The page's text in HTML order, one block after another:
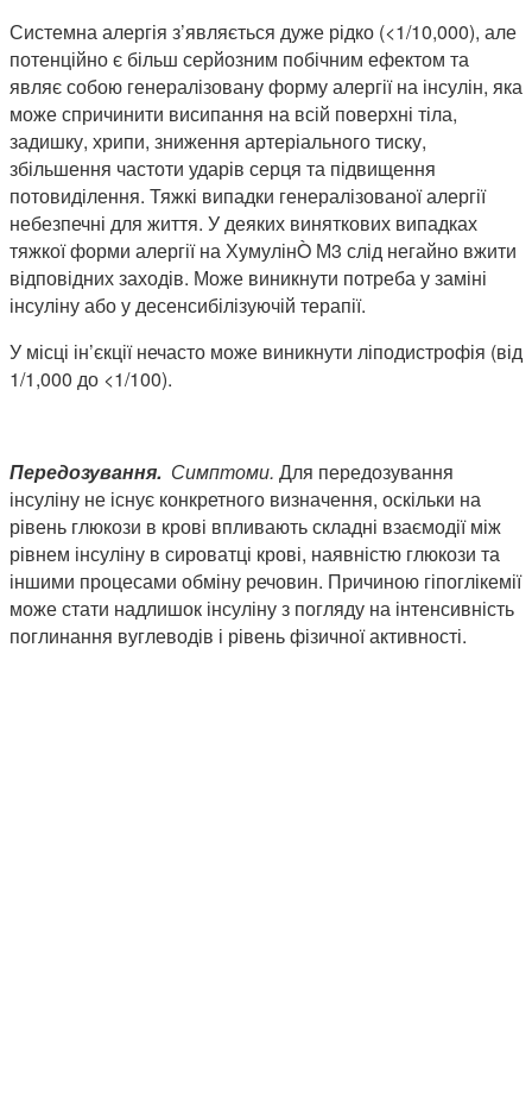
Системна алергія з’являється дуже рідко (<1/10,000), але
потенційно є більш серйозним побічним ефектом та
являє собою генералізовану форму алергії на інсулін, яка
може спричинити висипання на всій поверхні тіла,
задишку, хрипи, зниження артеріального тиску,
збільшення частоти ударів серця та підвищення
потовиділення. Тяжкі випадки генералізованої алергії
небезпечні для життя. У деяких виняткових випадках
тяжкої форми алергії на ХумулінÒ М3 слід негайно вжити
відповідних заходів. Може виникнути потреба у заміні
інсуліну або у десенсибілізуючій терапії.
У місці ін’єкції нечасто може виникнути ліподистрофія (від
1/1,000 до <1/100).
Передозування. Симптоми. Для передозування
інсуліну не існує конкретного визначення, оскільки на
рівень глюкози в крові впливають складні взаємодії між
рівнем інсуліну в сироватці крові, наявністю глюкози та
іншими процесами обміну речовин. Причиною гіпоглікемії
може стати надлишок інсуліну з погляду на інтенсивність
поглинання вуглеводів і рівень фізичної активності.